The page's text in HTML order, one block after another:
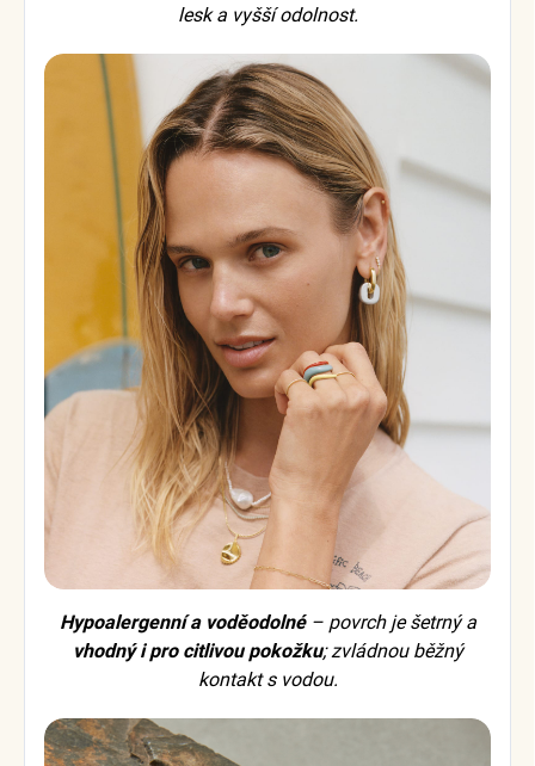
lesk a vyšší odolnost.
Hypoalergenní a voděodolné– povrch je šetrný a
vhodný i pro citlivou pokožku; zvládnou běžný
kontakt s vodou.